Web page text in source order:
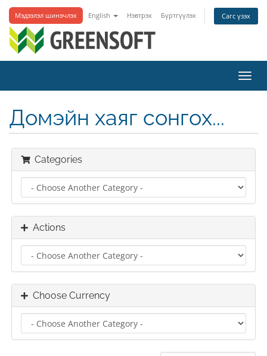
Мэдээлэл шинэчлэх English Нэвтрэх Бүртгүүлэх Сагс үзэх
Домэйн хаяг сонгох...
Categories
Actions
Choose Currency